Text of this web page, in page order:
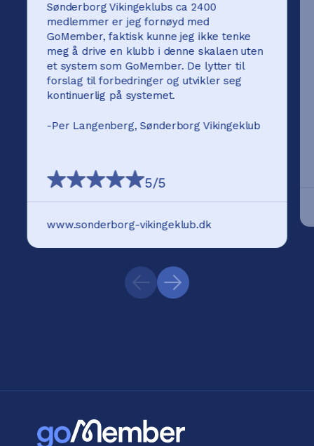
Sønderborg Vikingeklubs ca 2400
medlemmer er jeg fornøyd med
GoMember, faktisk kunne jeg ikke tenke
meg å drive en klubb i denne skalaen uten
et system som GoMember. De lytter til
forslag til forbedringer og utvikler seg
kontinuerlig på systemet.
-Per Langenberg, Sønderborg Vikingeklub
5/5
www.sonderborg-vikingeklub.dk